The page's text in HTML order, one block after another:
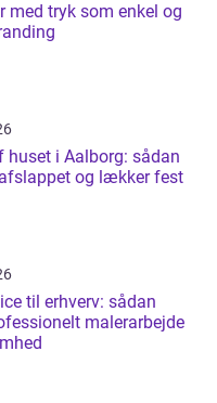
med tryk som enkel og
huset i Aalborg: sådan
og lækker fest
til erhverv: sådan
malerarbejde